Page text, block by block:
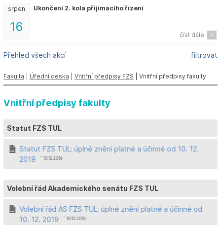
16
srpen Ukončení 2. kola přijímacího řízení
číst dále
Přehled všech akcí filtrovat
Fakulta Úřední deska Vnitřní předpisy FZS | Vnitřní předpisy fakulty
Vnitřní předpisy fakulty
Statut FZS TUL
Statut FZS TUL; úplné znění platné a účinné od 10. 12.
2019
ˆ 10.12.2019
Volební řád Akademického senátu FZS TUL
Volební řád AS FZS TUL; úplné znění platné a účinné od
10. 12. 2019
ˆ 10.12.2019